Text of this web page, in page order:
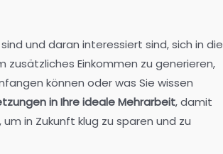
und daran interessiert sind, sich in die
zusätzliches Einkommen zu generieren,
können oder was Sie wissen
in Ihre ideale Mehrarbeit, damit
in Zukunft klug zu sparen und zu